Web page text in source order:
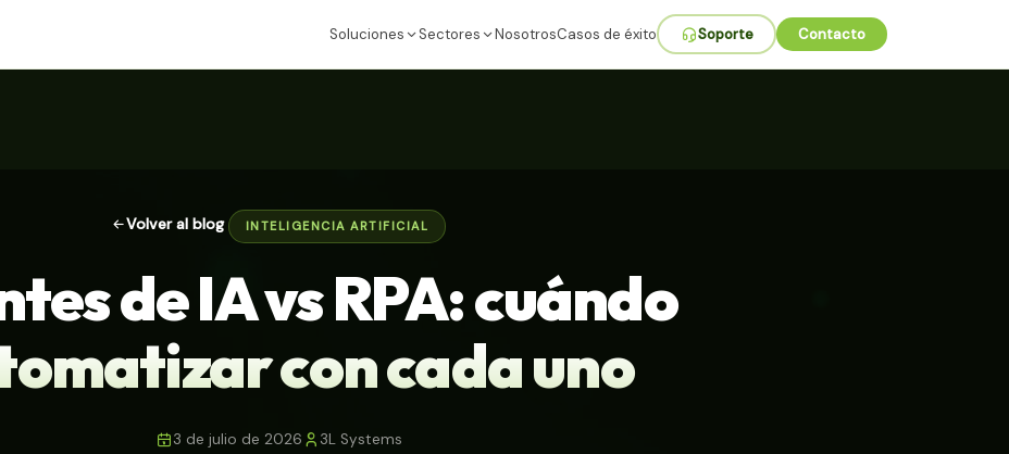
Soluciones Sectores NosotrosCasos de éxito Soporte Contacto
Volver al blog INTELIGENCIA ARTIFICIAL
de IA vs RPA: cuándo
con cada uno
3 de julio de 2026 3L Systems